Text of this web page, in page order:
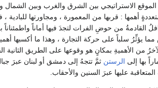
الاستراتيجي بين الشرق والغرب وبين الشمال
أهمها : قربها من المعمورة ، ومجاورتها
القادمةُ من حوضِ الفرات لتجدَ فيها أماناً واطمئناناً
يؤثِّرُ سلباً على حركة التجارة ، وهذا ما أكسبها
من الأهميةِ بمكانٍ هو وقوعها على الطريق
بها إلى الرستن ثمَّ تتجهُ إلى دمشق أو لبنان عبرَ
المتعاقبة عليها عبرَ السنين والأحقاب.